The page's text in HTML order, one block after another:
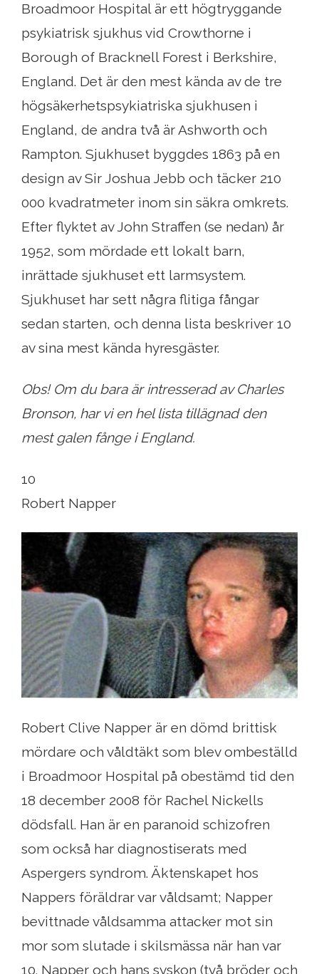
Broadmoor Hospital är ett högtryggande
psykiatrisk sjukhus vid Crowthorne i
Borough of Bracknell Forest i Berkshire,
England. Det är den mest kända av de tre
högsäkerhetspsykiatriska sjukhusen i
England, de andra två är Ashworth och
Rampton. Sjukhuset byggdes 1863 på en
design av Sir Joshua Jebb och täcker 210
000 kvadratmeter inom sin säkra omkrets.
Efter flyktet av John Straffen (se nedan) år
1952, som mördade ett lokalt barn,
inrättade sjukhuset ett larmsystem.
Sjukhuset har sett några flitiga fångar
sedan starten, och denna lista beskriver 10
av sina mest kända hyresgäster.
Obs! Om du bara är intresserad av Charles
Bronson, har vi en hel lista tillägnad den
mest galen fånge i England.
10
Robert Napper
Robert Clive Napper är en dömd brittisk
mördare och våldtäkt som blev ombeställd
i Broadmoor Hospital på obestämd tid den
18 december 2008 för Rachel Nickells
dödsfall. Han är en paranoid schizofren
som också har diagnostiserats med
Aspergers syndrom. Äktenskapet hos
Nappers föräldrar var våldsamt; Napper
bevittnade våldsamma attacker mot sin
mor som slutade i skilsmässa när han var
10. Napper och hans syskon (två bröder och